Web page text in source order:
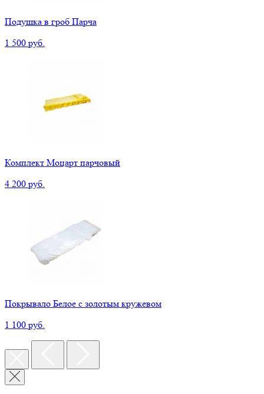
Подушка в гроб Парча
1 500 руб.
Комплект Моцарт парчовый
4 200 руб.
Покрывало Белое с золотым кружевом
1 100 руб.